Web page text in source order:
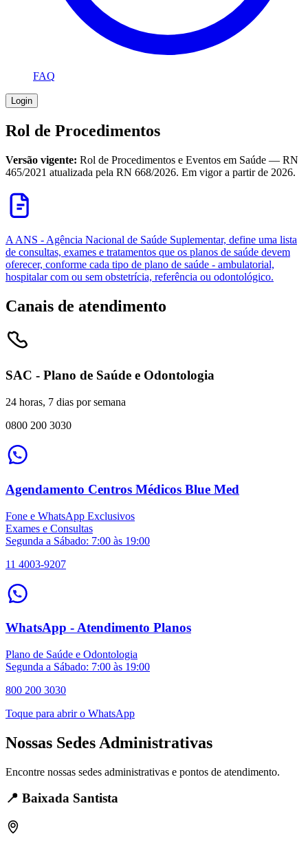
FAQ
Login
Rol de Procedimentos
Versão vigente: Rol de Procedimentos e Eventos em Saúde — RN
465/2021 atualizada pela RN 668/2026. Em vigor a partir de 2026.
A ANS - Agência Nacional de Saúde Suplementar, define uma lista
de consultas, exames e tratamentos que os planos de saúde devem
oferecer, conforme cada tipo de plano de saúde - ambulatorial,
hospitalar com ou sem obstetrícia, referência ou odontológico.
Canais de atendimento
SAC - Plano de Saúde e Odontologia
24 horas, 7 dias por semana
0800 200 3030
Agendamento Centros Médicos Blue Med
Fone e WhatsApp Exclusivos
Exames e Consultas
Segunda a Sábado: 7:00 às 19:00
11 4003-9207
WhatsApp - Atendimento Planos
Plano de Saúde e Odontologia
Segunda a Sábado: 7:00 às 19:00
800 200 3030
Toque para abrir o WhatsApp
Nossas Sedes Administrativas
Encontre nossas sedes administrativas e pontos de atendimento.
📍 Baixada Santista